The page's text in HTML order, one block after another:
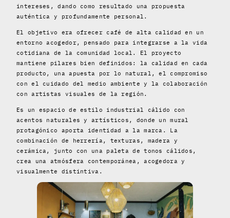
intereses, dando como resultado una propuesta
auténtica y profundamente personal.
El objetivo era ofrecer café de alta calidad en un
entorno acogedor, pensado para integrarse a la vida
cotidiana de la comunidad local. El proyecto
mantiene pilares bien definidos: la calidad en cada
producto, una apuesta por lo natural, el compromiso
con el cuidado del medio ambiente y la colaboración
con artistas visuales de la región.
Es un espacio de estilo industrial cálido con
acentos naturales y artísticos, donde un mural
protagónico aporta identidad a la marca. La
combinación de herrería, texturas, madera y
cerámica, junto con una paleta de tonos cálidos,
crea una atmósfera contemporánea, acogedora y
visualmente distintiva.